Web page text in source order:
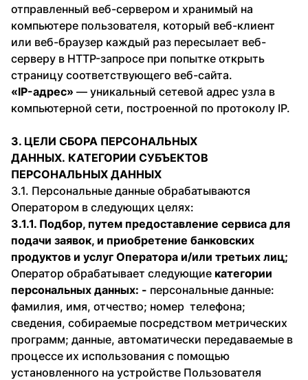
отправленный веб-сервером и хранимый на
компьютере пользователя, который веб-клиент
или веб-браузер каждый раз пересылает веб-
серверу в HTTP-запросе при попытке открыть
страницу соответствующего веб-сайта.
«IP-адрес» — уникальный сетевой адрес узла в
компьютерной сети, построенной по протоколу IP.
3. ЦЕЛИ СБОРА ПЕРСОНАЛЬНЫХ
ДАННЫХ. КАТЕГОРИИ СУБЪЕКТОВ
ПЕРСОНАЛЬНЫХ ДАННЫХ
3.1. Персональные данные обрабатываются
Оператором в следующих целях:
3.1.1. Подбор, путем предоставление сервиса для
подачи заявок, и приобретение банковских
продуктов и услуг Оператора и/или третьих лиц;
Оператор обрабатывает следующие категории
персональных данных: - персональные данные:
фамилия, имя, отчество; номер телефона;
сведения, собираемые посредством метрических
программ; данные, автоматически передаваемые в
процессе их использования с помощью
установленного на устройстве Пользователя